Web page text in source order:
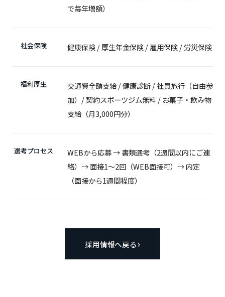
で毎年増額）
社会保険 健康保険 / 厚生年金保険 / 雇用保険 / 労災保険
福利厚生
交通費全額支給 / 健康診断 / 社員旅行（自由参
加）/ 契約スポーツジム無料 / お菓子・飲み物
支給（月3,000円分）
選考プロセス
WEBから応募 → 書類選考（2週間以内にご連
絡）→ 面接1〜2回（WEB面接可）→ 内定
（面接から1週間程度）
採用情報へ戻る